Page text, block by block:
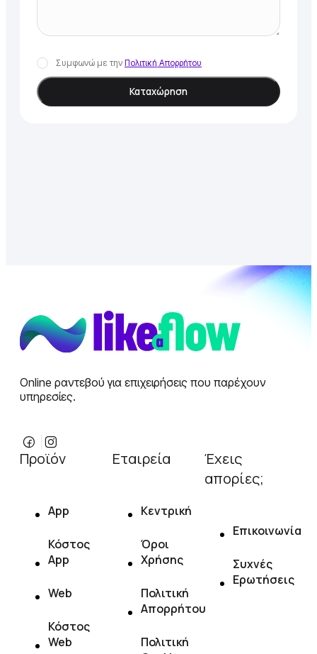
Συμφωνώ με την Πολιτική Απορρήτου
Online ραντεβού για επιχειρήσεις που παρέχουν
υπηρεσίες.
Προϊόν
App
Κόστος
App
Web
Κόστος
Web
Εταιρεία
Κεντρική
Όροι
Χρήσης
Πολιτική
Απορρήτου
Πολιτική
Έχεις
απορίες;
Επικοινωνία
Συχνές
Ερωτήσεις